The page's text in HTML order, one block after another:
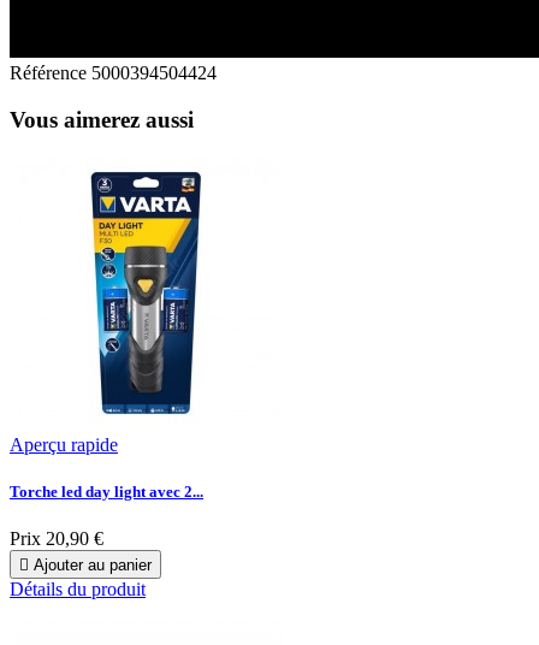
Référence 5000394504424
Vous aimerez aussi
Aperçu rapide
Torche led day light avec 2...
Prix 20,90 €
 Ajouter au panier
Détails du produit